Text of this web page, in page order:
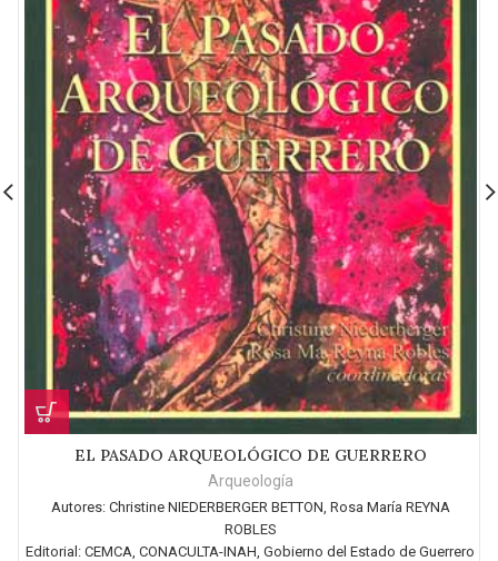
EL PASADO ARQUEOLÓGICO DE GUERRERO
Arqueología
Autores:Christine NIEDERBERGER BETTON, Rosa María REYNA
ROBLES
Editorial: CEMCA, CONACULTA-INAH, Gobierno del Estado de Guerrero